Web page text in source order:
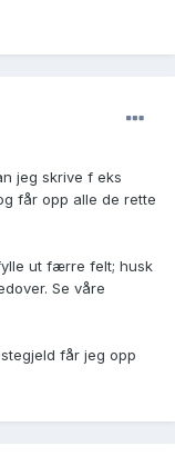
jeg skrive f eks
får opp alle de rette
ut færre felt; husk
Se våre
får jeg opp